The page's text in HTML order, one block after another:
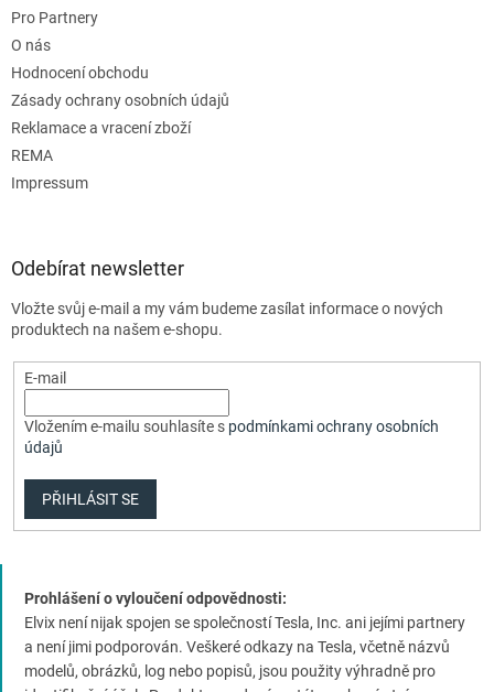
Pro Partnery
O nás
Hodnocení obchodu
Zásady ochrany osobních údajů
Reklamace a vracení zboží
REMA
Impressum
Odebírat newsletter
Vložte svůj e-mail a my vám budeme zasílat informace o nových
produktech na našem e-shopu.
E-mail
Vložením e-mailu souhlasíte s podmínkami ochrany osobních
údajů
PŘIHLÁSIT SE
Prohlášení o vyloučení odpovědnosti:
Elvix není nijak spojen se společností Tesla, Inc. ani jejími partnery
a není jimi podporován. Veškeré odkazy na Tesla, včetně názvů
modelů, obrázků, log nebo popisů, jsou použity výhradně pro